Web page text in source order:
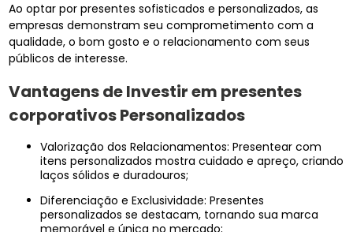
Ao optar por presentes sofisticados e personalizados, as
empresas demonstram seu comprometimento com a
qualidade, o bom gosto e o relacionamento com seus
públicos de interesse.
Vantagens de Investir em presentes
corporativosPersonalizados
Valorização dos Relacionamentos: Presentear com
itens personalizados mostra cuidado e apreço, criando
laços sólidos e duradouros;
Diferenciação e Exclusividade: Presentes
personalizados se destacam, tornando sua marca